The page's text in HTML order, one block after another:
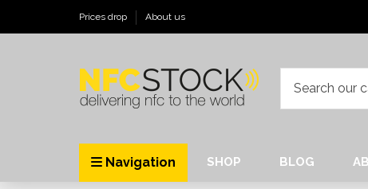
Prices drop About us
Navigation SHOP BLOG